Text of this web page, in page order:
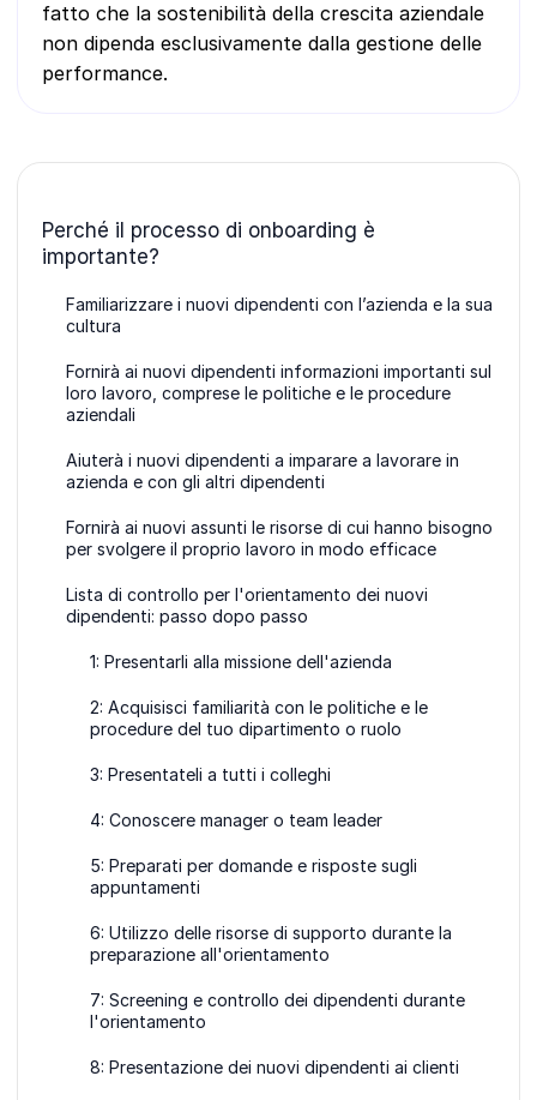
fatto che la sostenibilità della crescita aziendale
non dipenda esclusivamente dalla gestione delle
performance.
Perché il processo di onboarding è
importante?
Familiarizzare i nuovi dipendenti con l’azienda e la sua
cultura
Fornirà ai nuovi dipendenti informazioni importanti sul
loro lavoro, comprese le politiche e le procedure
aziendali
Aiuterà i nuovi dipendenti a imparare a lavorare in
azienda e con gli altri dipendenti
Fornirà ai nuovi assunti le risorse di cui hanno bisogno
per svolgere il proprio lavoro in modo efficace
Lista di controllo per l'orientamento dei nuovi
dipendenti: passo dopo passo
1: Presentarli alla missione dell'azienda
2: Acquisisci familiarità con le politiche e le
procedure del tuo dipartimento o ruolo
3: Presentateli a tutti i colleghi
4: Conoscere manager o team leader
5: Preparati per domande e risposte sugli
appuntamenti
6: Utilizzo delle risorse di supporto durante la
preparazione all'orientamento
7: Screening e controllo dei dipendenti durante
l'orientamento
8: Presentazione dei nuovi dipendenti ai clienti